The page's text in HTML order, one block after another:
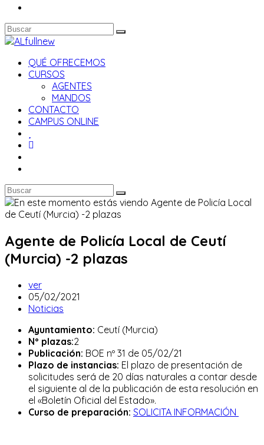
QUÉ OFRECEMOS
CURSOS
AGENTES
MANDOS
CONTACTO
CAMPUS ONLINE
Agente de Policía Local de Ceutí
(Murcia) -2 plazas
Autor
de
la
ver
Publicación
de
entrada:
05/02/2021
Categoría
la
entrada:
Noticias
Ayuntamiento: Ceutí (Murcia)
Nº plazas:2
Publicación: BOE nº 31 de 05/02/21
Plazo de instancias: El plazo de presentación de
solicitudes será de 20 días naturales a contar desde
el siguiente al de la publicación de esta resolución en
el «Boletín Oficial del Estado».
Curso de preparación: SOLICITA INFORMACIÓN